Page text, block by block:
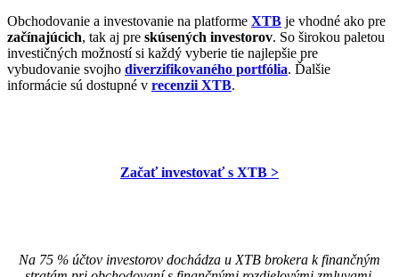
Obchodovanie a investovanie na platforme XTB je vhodné ako pre
začínajúcich, tak aj pre skúsených investorov. So širokou paletou
investičných možností si každý vyberie tie najlepšie pre
vybudovanie svojho diverzifikovaného portfólia. Ďalšie
informácie sú dostupné v recenzii XTB.
Začať investovať s XTB >
Na 75 % účtov investorov dochádza u XTB brokera k finančným